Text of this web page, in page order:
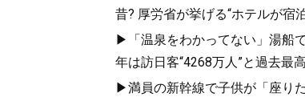
昔? 厚労省が挙げる“ホテルが宿
▶「温泉をわかってない」湯船
年は訪日客“4268万人”と過去最
▶満員の新幹線で子供が「座り